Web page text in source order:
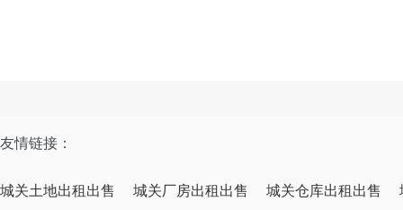
友情链接：
城关土地出租出售 城关厂房出租出售 城关仓库出租出售